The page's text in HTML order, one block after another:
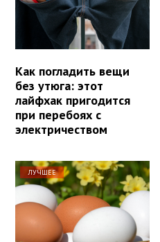
Как погладить вещи
без утюга: этот
лайфхак пригодится
при перебоях с
электричеством
ЛУЧШЕЕ